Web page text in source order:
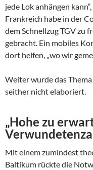
jede Lok anhängen
Frankreich habe in der
dem Schnellzug TGV zu
gebracht. Ein mobiles
dort helfen, „wo wir
Weiter wurde das
seither nicht elaboriert.
„Hohe zu
Mit einem zumindest
Baltikum rückte die